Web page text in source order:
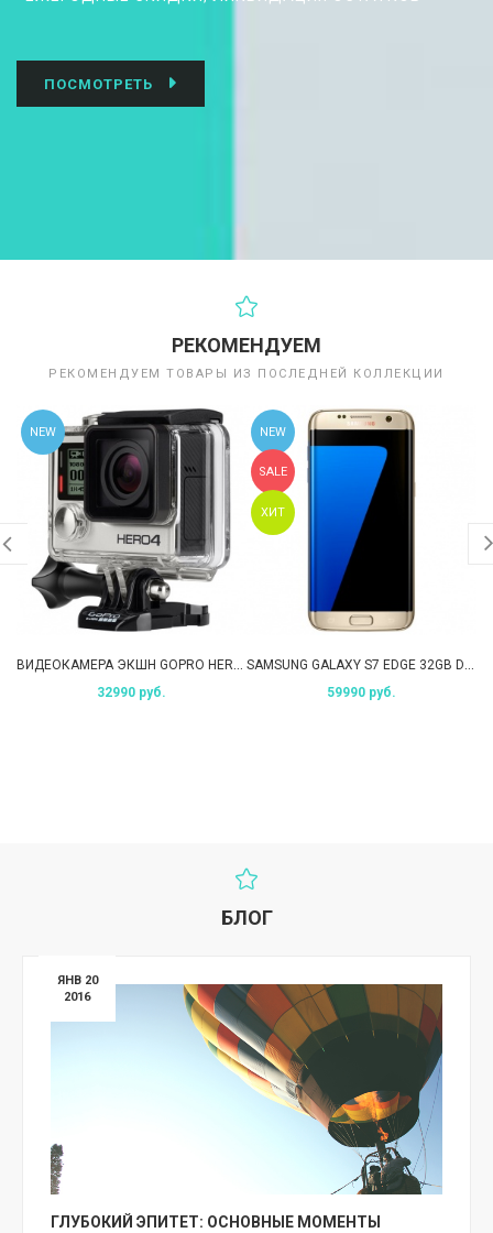
ПОСМОТРЕТЬ
РЕКОМЕНДУЕМ
РЕКОМЕНДУЕМ ТОВАРЫ ИЗ ПОСЛЕДНЕЙ КОЛЛЕКЦИИ
NEW
32990 руб.
NEW
SALE
ХИТ
59990 руб.
БЛОГ
ГЛУБОКИЙ ЭПИТЕТ: ОСНОВНЫЕ МОМЕНТЫ
ЯНВ 20
2016